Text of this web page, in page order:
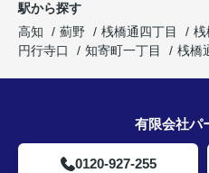
駅から探す
高知
薊野 桟橋通四丁目 桟
円行寺口
知寄町一丁目 桟橋
有限会社パ
0120-927-255